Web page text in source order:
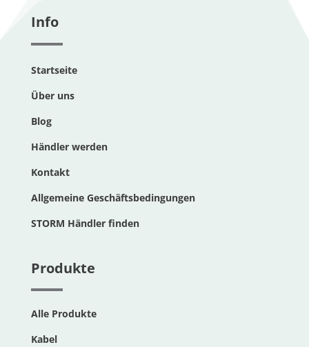
Info
Startseite
Über uns
Blog
Händler werden
Kontakt
Allgemeine Geschäftsbedingungen
STORM Händler finden
Produkte
Alle Produkte
Kabel